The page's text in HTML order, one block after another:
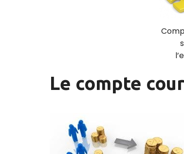
Le compte